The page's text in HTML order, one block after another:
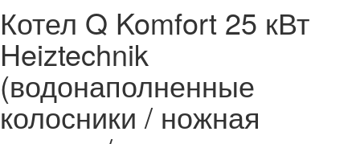
Котел Q Komfort 25 кВт
Heiztechnik
(водонаполненные
колосники / ножная